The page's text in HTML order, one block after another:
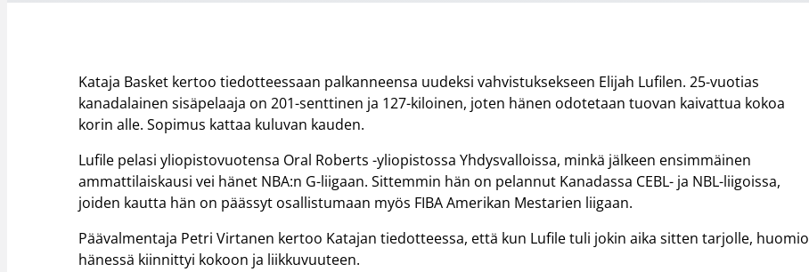
Kataja Basket kertoo tiedotteessaan palkanneensa uudeksi vahvistuksekseen Elijah Lufilen. 25-vuotias
kanadalainen sisäpelaaja on 201-senttinen ja 127-kiloinen, joten hänen odotetaan tuovan kaivattua kokoa
korin alle. Sopimus kattaa kuluvan kauden.
Lufile pelasi yliopistovuotensa Oral Roberts -yliopistossa Yhdysvalloissa, minkä jälkeen ensimmäinen
ammattilaiskausi vei hänet NBA:n G-liigaan. Sittemmin hän on pelannut Kanadassa CEBL- ja NBL-liigoissa,
joiden kautta hän on päässyt osallistumaan myös FIBA Amerikan Mestarien liigaan.
Päävalmentaja Petri Virtanen kertoo Katajan tiedotteessa, että kun Lufile tuli jokin aika sitten tarjolle, huomio
hänessä kiinnittyi kokoon ja liikkuvuuteen.